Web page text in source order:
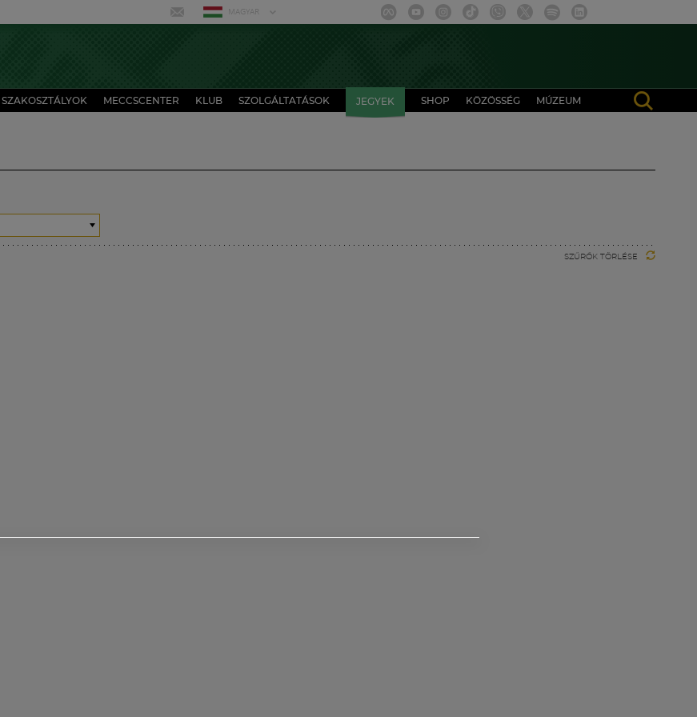
MAGYAR
SZAKOSZTÁLYOK MECCSCENTER KLUB SZOLGÁLTATÁSOK JEGYEK SHOP KÖZÖSSÉG MÚZEUM
SZŰRŐK TÖRLÉSE